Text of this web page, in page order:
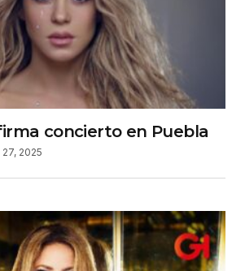
nombre, correo electrónico y sitio
navegador para la próxima vez que
concierto en Puebla
2025